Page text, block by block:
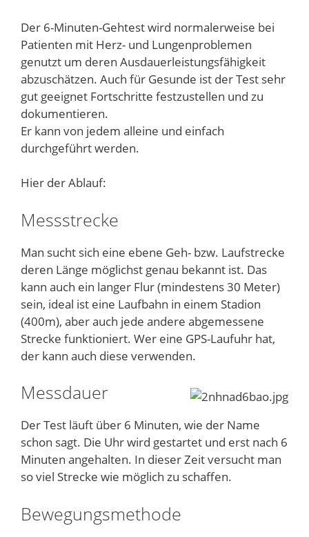
Der 6-Minuten-Gehtest wird normalerweise bei
Patienten mit Herz- und Lungenproblemen
genutzt um deren Ausdauerleistungsfähigkeit
abzuschätzen. Auch für Gesunde ist der Test sehr
gut geeignet Fortschritte festzustellen und zu
dokumentieren.
Er kann von jedem alleine und einfach
durchgeführt werden.
Hier der Ablauf:
Messstrecke
Man sucht sich eine ebene Geh- bzw. Laufstrecke
deren Länge möglichst genau bekannt ist. Das
kann auch ein langer Flur (mindestens 30 Meter)
sein, ideal ist eine Laufbahn in einem Stadion
(400m), aber auch jede andere abgemessene
Strecke funktioniert. Wer eine GPS-Laufuhr hat,
der kann auch diese verwenden.
Messdauer
Der Test läuft über 6 Minuten, wie der Name
schon sagt. Die Uhr wird gestartet und erst nach 6
Minuten angehalten. In dieser Zeit versucht man
so viel Strecke wie möglich zu schaffen.
Bewegungsmethode